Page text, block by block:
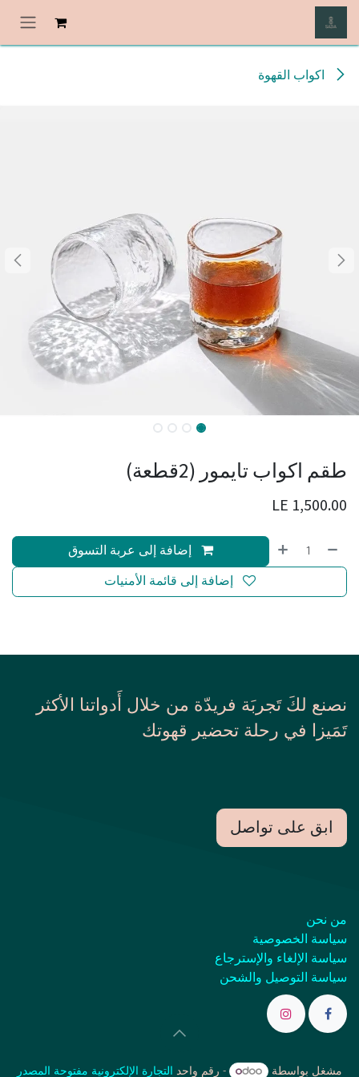
تخطي للذهاب إلى المحتوى
اكواب القهوة
طقم اكواب تايمور (2قطعة)
1,500.00
إضافة إلى عربة التسوق
إضافة إلى قائمة الأمنيات
نصنع لكَ تَجربَة فريدّة من خلال أَدواتنا الأكثر
تَمَيزا في رحلة تحضير قهوتك
ابق على تواصل
من نحن
سياسة الخصوصية
سياسة الإلغاء والإسترجاع
سياسة التوصيل والشحن
مشغل بواسطة - رقم واحد التجارة الإلكترونية مفتوحة المصدر